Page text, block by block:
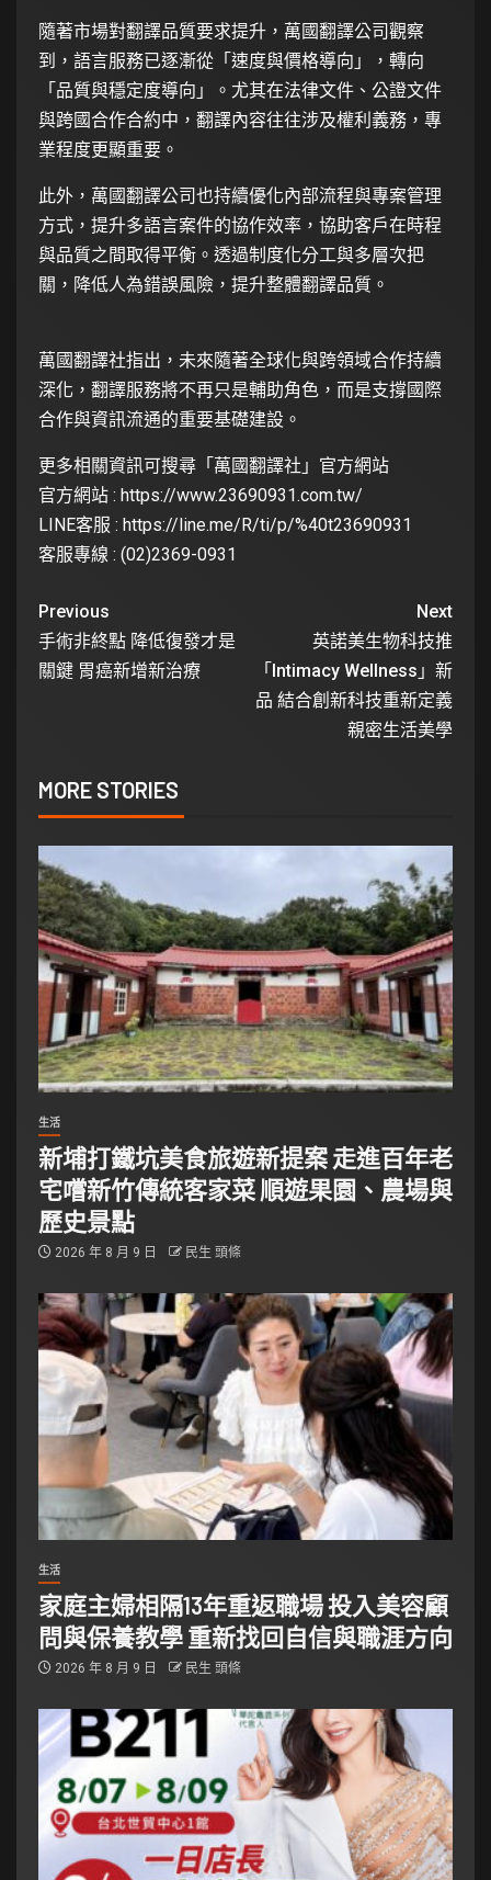
隨著市場對翻譯品質要求提升，萬國翻譯公司觀察
到，語言服務已逐漸從「速度與價格導向」，轉向
「品質與穩定度導向」。尤其在法律文件、公證文件
與跨國合作合約中，翻譯內容往往涉及權利義務，專
業程度更顯重要。
此外，萬國翻譯公司也持續優化內部流程與專案管理
方式，提升多語言案件的協作效率，協助客戶在時程
與品質之間取得平衡。透過制度化分工與多層次把
關，降低人為錯誤風險，提升整體翻譯品質。
萬國翻譯社指出，未來隨著全球化與跨領域合作持續
深化，翻譯服務將不再只是輔助角色，而是支撐國際
合作與資訊流通的重要基礎建設。
更多相關資訊可搜尋「萬國翻譯社」官方網站
官方網站 : https://www.23690931.com.tw/
LINE客服 : https://line.me/R/ti/p/%40t23690931
客服專線 : (02)2369-0931
Previous
手術非終點 降低復發才是
關鍵 胃癌新增新治療
Next
英諾美生物科技推
「Intimacy Wellness」新
品 結合創新科技重新定義
親密生活美學
MORE STORIES
生活
新埔打鐵坑美食旅遊新提案 走進百年老
宅嚐新竹傳統客家菜 順遊果園、農場與
歷史景點
2026 年 8 月 9 日 民生 頭條
生活
家庭主婦相隔13年重返職場 投入美容顧
問與保養教學 重新找回自信與職涯方向
2026 年 8 月 9 日 民生 頭條